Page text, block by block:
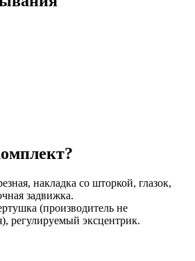
накладка со шторкой, глазок,
задвижка.
(производитель не
регулируемый эксцентрик.